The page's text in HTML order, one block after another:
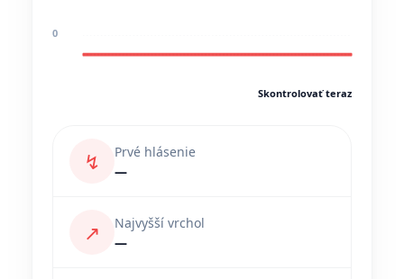
0
Skontrolovať teraz
↯
Prvé hlásenie
—
↗
Najvyšší vrchol
—